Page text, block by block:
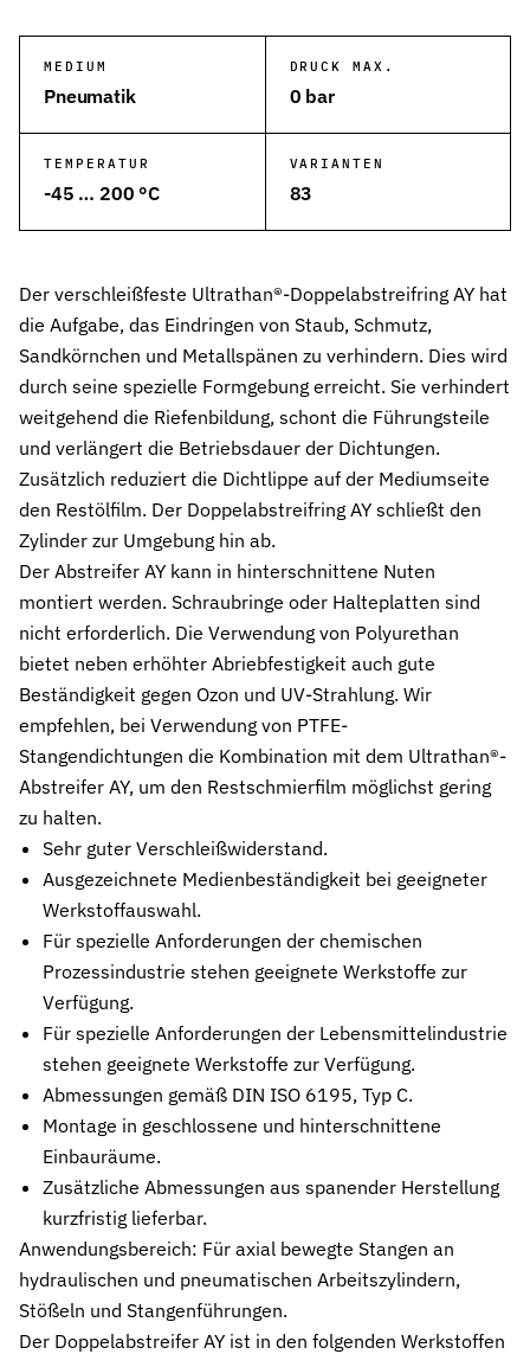
Wehrtechnik & Rüstung
Zuverlässige Dichtungen für sicherheitskritische Systeme
Dichtungen für höchste Ansprüche in Hydraulik und Pneumatik
Kolbendichtungen
Universelle Dichtungslösung für vielfältige Anwendungen
Rotationsdichtungen
Dichtungslösungen für rotierende Wellen und Rotoren
Abstreifer
Effektiver Schutz vor Schmutz, Staub und Feuchtigkeit
Führungsringe
Präzise Führung von Kolben und Stangen, verhindert
Stützringe
Anti-Extrusions-Element, schützt O-Ringe bei hohem Druck
Dämpfungsringe
Kontrollierte Endlagendämpfung im Pneumatikzylinder
Flachdichtungen
Zuverlässige Abdichtung für plane Flächen, Flansche und
Gummiformteile
Präzise geformte Elastomerbauteile für Dämpfung, Verbindung
Dichtsätze
Komplettlösungen aus abgestimmten Dichtungselementen
Sonderdichtungen
Individuell entwickelte Dichtungslösungen
Hydraulikdichtungen
Hochleistungsdichtungen für hydraulische Anwendungen
Pneumatikdichtungen
Zuverlässige Dichtungslösungen für Pneumatikzylinder
Statische Dichtungen
Langlebige Dichtungen für statische Anwendungen in
Dynamische Dichtungen
Effiziente Dichtungslösungen für dynamische Anwendungen
Schmierstoffe
Schmierstoffe passend zur Dichtungsauslegung
MEDIUM
Pneumatik
DRUCK MAX.
0 bar
TEMPERATUR
-45 … 200 °C
VARIANTEN
83
Der verschleißfeste Ultrathan®-Doppelabstreifring AY hat
die Aufgabe, das Eindringen von Staub, Schmutz,
Sandkörnchen und Metallspänen zu verhindern. Dies wird
durch seine spezielle Formgebung erreicht. Sie verhindert
weitgehend die Riefenbildung, schont die Führungsteile
und verlängert die Betriebsdauer der Dichtungen.
Zusätzlich reduziert die Dichtlippe auf der Mediumseite
den Restölfilm. Der Doppelabstreifring AY schließt den
Zylinder zur Umgebung hin ab.
Der Abstreifer AY kann in hinterschnittene Nuten
montiert werden. Schraubringe oder Halteplatten sind
nicht erforderlich. Die Verwendung von Polyurethan
bietet neben erhöhter Abriebfestigkeit auch gute
Beständigkeit gegen Ozon und UV-Strahlung. Wir
empfehlen, bei Verwendung von PTFE-
Stangendichtungen die Kombination mit dem Ultrathan®-
Abstreifer AY, um den Restschmierfilm möglichst gering
zu halten.
Sehr guter Verschleißwiderstand.
Ausgezeichnete Medienbeständigkeit bei geeigneter
Werkstoffauswahl.
Für spezielle Anforderungen der chemischen
Prozessindustrie stehen geeignete Werkstoffe zur
Verfügung.
Für spezielle Anforderungen der Lebensmittelindustrie
stehen geeignete Werkstoffe zur Verfügung.
Abmessungen gemäß DIN ISO 6195, Typ C.
Montage in geschlossene und hinterschnittene
Einbauräume.
Zusätzliche Abmessungen aus spanender Herstellung
kurzfristig lieferbar.
Anwendungsbereich: Für axial bewegte Stangen an
hydraulischen und pneumatischen Arbeitszylindern,
Stößeln und Stangenführungen.
Der Doppelabstreifer AY ist in den folgenden Werkstoffen